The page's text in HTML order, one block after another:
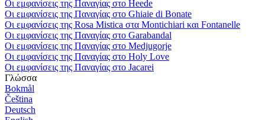
Οι εμφανίσεις της Παναγίας στο Heede
Οι εμφανίσεις της Παναγίας στο Ghiaie di Bonate
Οι εμφανίσεις της Rosa Mistica στα Montichiari και Fontanelle
Οι εμφανίσεις της Παναγίας στο Garabandal
Οι εμφανίσεις της Παναγίας στο Medjugorje
Οι εμφανίσεις της Παναγίας στο Holy Love
Οι εμφανίσεις της Παναγίας στο Jacarei
Γλώσσα
Bokmål
Čeština
Deutsch